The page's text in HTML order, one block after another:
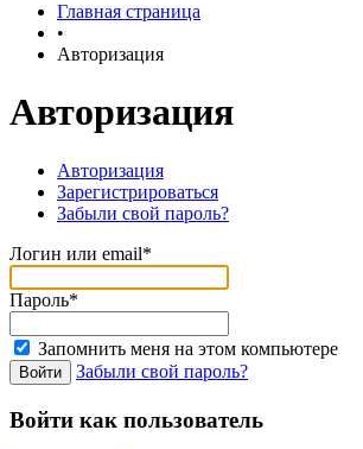
Главная страница
•
Авторизация
Авторизация
Авторизация
Зарегистрироваться
Забыли свой пароль?
Логин или email*
Пароль*
Запомнить меня на этом компьютере
Забыли свой пароль?
Войти как пользователь